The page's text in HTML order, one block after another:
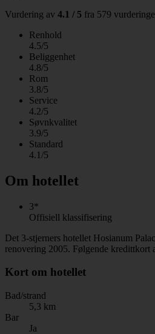
Vurdering av 4.1 / 5 fra 579
Renhold
4.5/5
Beliggenhet
4.8/5
Rom
3.8/5
Service
4.2/5
Søvnkvalitet
3.9/5
Standard
4.1/5
Om hotellet
3*
Offisiell klassifisering
Det 3-stjerners hotellet Hosianum
renovering 2005. Følgende kredittkort
Kort om hotellet
Bad/strand
5,3 km
Bar
Ja